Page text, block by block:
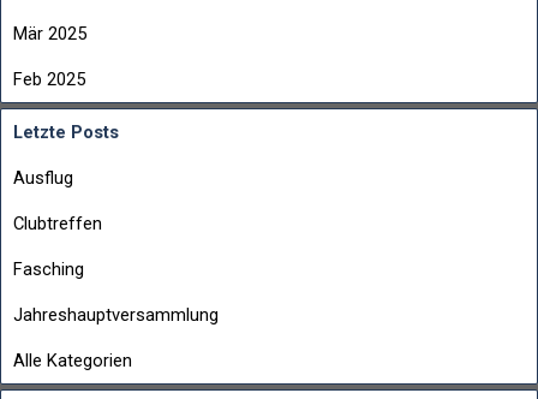
Mär 2025
Feb 2025
Letzte Posts
Ausflug
Clubtreffen
Fasching
Jahreshauptversammlung
Alle Kategorien